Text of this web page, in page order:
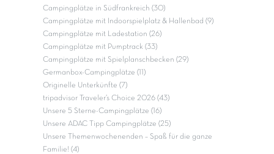
Campingplätze in Südfrankreich (30)
Campingplätze mit Indoorspielplatz & Hallenbad (9)
Campingplätze mit Ladestation (26)
Campingplätze mit Pumptrack (33)
Campingplätze mit Spielplanschbecken (29)
Germanbox-Campingplätze (11)
Originelle Unterkünfte (7)
tripadvisor Traveler’s Choice 2026 (43)
Unsere 5 Sterne-Campingplätze (16)
Unsere ADAC Tipp Campingplätze (25)
Unsere Themenwochenenden – Spaß für die ganze
Familie! (4)